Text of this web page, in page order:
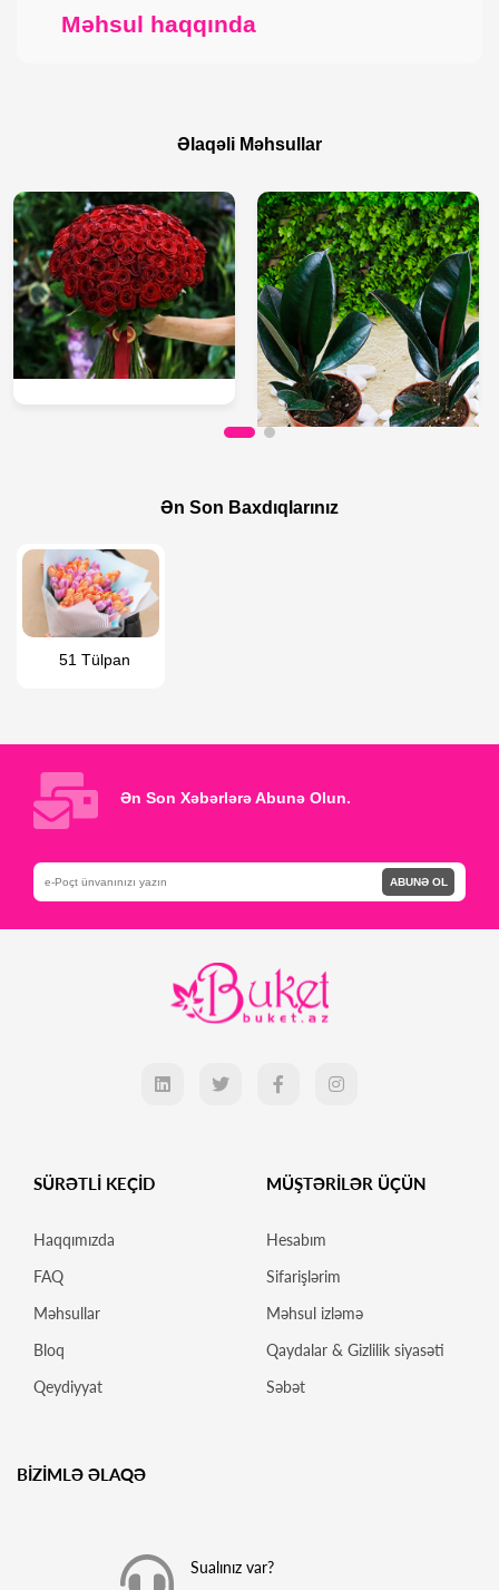
Məhsul haqqında
Əlaqəli Məhsullar
Qırmızı Zərafəti Fikus Sadəliyi
Ən Son Baxdıqlarınız
51 Tülpan
Ən Son Xəbərlərə Abunə Olun.
ABUNƏ OL
SÜRƏTLİ KEÇİD
Haqqımızda
FAQ
Məhsullar
Bloq
Qeydiyyat
MÜŞTƏRİLƏR ÜÇÜN
Hesabım
Sifarişlərim
Məhsul izləmə
Qaydalar & Gizlilik siyasəti
Səbət
BİZİMLƏ ƏLAQƏ
Sualınız var?